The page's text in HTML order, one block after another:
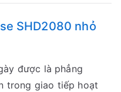
SHD2080 nhỏ
được là phẳng
trong giao tiếp hoạt